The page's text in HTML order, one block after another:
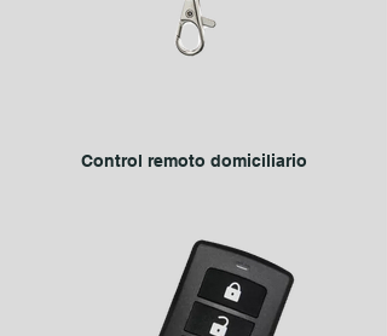
Control remoto domiciliario